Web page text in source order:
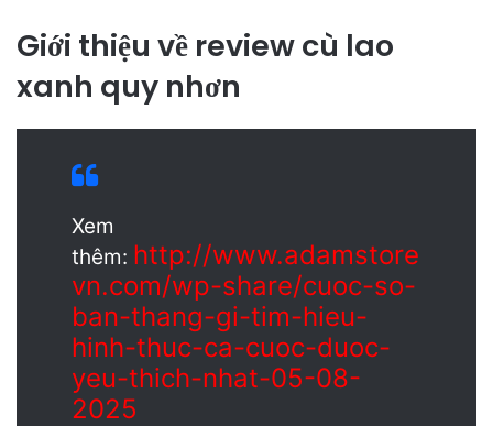
Giới thiệu về review cù lao
xanh quy nhơn
Xem
thêm: http://www.adamstore
vn.com/wp-share/cuoc-so-
ban-thang-gi-tim-hieu-
hinh-thuc-ca-cuoc-duoc-
yeu-thich-nhat-05-08-
2025